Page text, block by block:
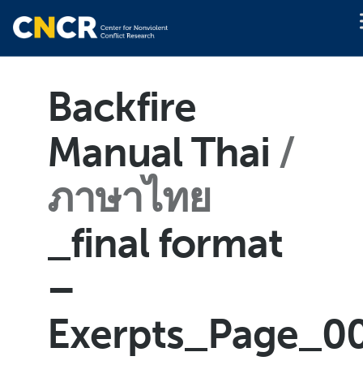
Backfire
Manual Thai
ภาษาไทย
_final format
–